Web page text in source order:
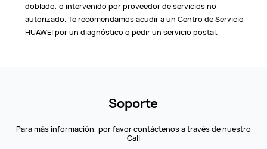
doblado, o intervenido por proveedor de servicios no
autorizado. Te recomendamos acudir a un Centro de Servicio
HUAWEI por un diagnóstico o pedir un servicio postal.
Soporte
Para más información, por favor contáctenos a través de nuestro
Call